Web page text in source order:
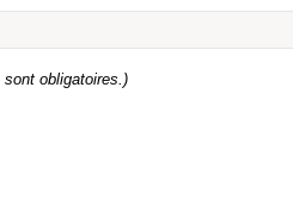
obligatoires.)